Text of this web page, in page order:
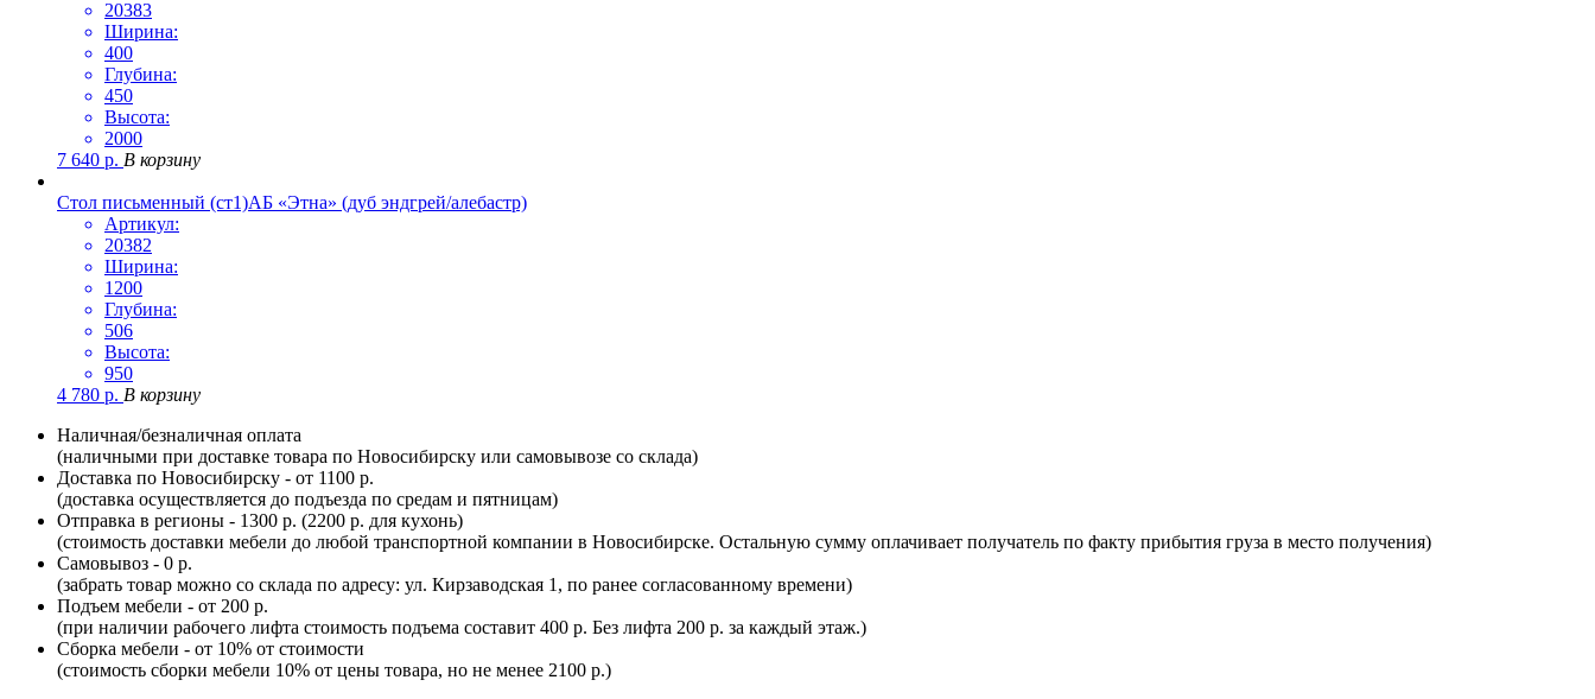
20383
Ширина:
400
Глубина:
450
Высота:
2000
7 640 р. В корзину
Стол письменный (ст1)АБ «Этна» (дуб эндгрей/алебастр)
Артикул:
20382
Ширина:
1200
Глубина:
506
Высота:
950
4 780 р. В корзину
Наличная/безналичная оплата
(наличными при доставке товара по Новосибирску или самовывозе со склада)
Доставка по Новосибирску - от 1100 р.
(доставка осуществляется до подъезда по средам и пятницам)
Отправка в регионы - 1300 р. (2200 р. для кухонь)
(стоимость доставки мебели до любой транспортной компании в Новосибирске. Остальную сумму оплачивает получатель по факту прибытия груза в место получения)
Самовывоз - 0 р.
(забрать товар можно со склада по адресу: ул. Кирзаводская 1, по ранее согласованному времени)
Подъем мебели - от 200 р.
(при наличии рабочего лифта стоимость подъема составит 400 р. Без лифта 200 р. за каждый этаж.)
Сборка мебели - от 10% от стоимости
(стоимость сборки мебели 10% от цены товара, но не менее 2100 р.)